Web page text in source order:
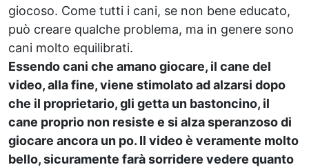
giocoso. Come tutti i cani, se non bene educato,
può creare qualche problema, ma in genere sono
cani molto equilibrati.
Essendo cani che amano giocare, il cane del
video, alla fine, viene stimolato ad alzarsi dopo
che il proprietario, gli getta un bastoncino, il
cane proprio non resiste e si alza speranzoso di
giocare ancora un po. Il video è veramente molto
bello, sicuramente farà sorridere vedere quanto